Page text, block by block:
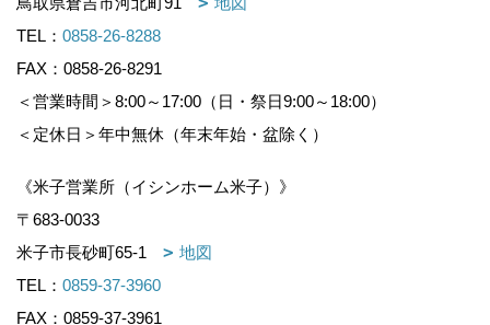
TEL： 0858-26-8288
FAX：0858-26-8291
＜営業時間＞8:00～17:00（日・祭日9:00～18:00）
＜定休日＞年中無休（年末年始・盆除く）
《米子営業所（イシンホーム米子）》
〒683-0033
米子市長砂町65-1
地図
TEL： 0859-37-3960
FAX：0859-37-3961